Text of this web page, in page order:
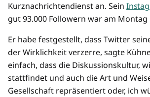
Kurznachrichtendienst an. Sein
gut 93.000 Followern war am
Er habe festgestellt, dass Twitter
der Wirklichkeit verzerre, sagte
einfach, dass die Diskussionskultur,
stattfindet und auch die Art und
Gesellschaft repräsentiert oder, ich